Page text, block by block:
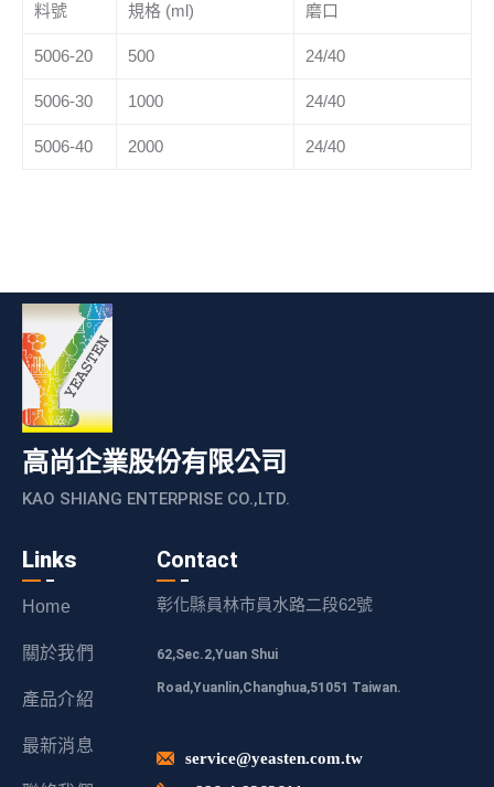
料號 規格 (ml) 磨口
5006-20 500 24/40
5006-30 1000 24/40
5006-40 2000 24/40
高尚企業股份有限公司
KAO SHIANG ENTERPRISE CO.,LTD.
Links
Home
關於我們
產品介紹
最新消息
Contact
彰化縣員林市員水路二段62號
62,Sec.2,Yuan Shui
Road,Yuanlin,Changhua,51051 Taiwan.
service@yeasten.com.tw